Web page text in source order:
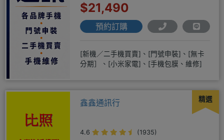
$21,490
預約訂購
[新機／二手機買賣]、[門號申裝]、[無卡
分期］、[小米家電]、[手機包膜、維修]
精選
鑫鑫通訊行
4.6
(1935)